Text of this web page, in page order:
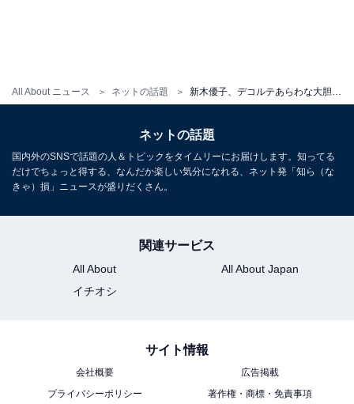
All About ニュース ネットの話題 新木優子、デコルテあらわな大胆コーデ＆スタイル抜群ショット！ 「腕が、、、綺麗すぎて」「足ながーー！」
ネットの話題
国内外のSNSで話題の人＆トピックをタイムリーにお届けします。知ってる
だけでちょっと得する、なんだか楽しい気分になれる、ネット発「知ら（な
きゃ）損」ニュースが盛りだくさん。
関連サービス
All About
All About Japan
イチオシ
サイト情報
会社概要
広告掲載
プライバシーポリシー
著作権・商標・免責事項